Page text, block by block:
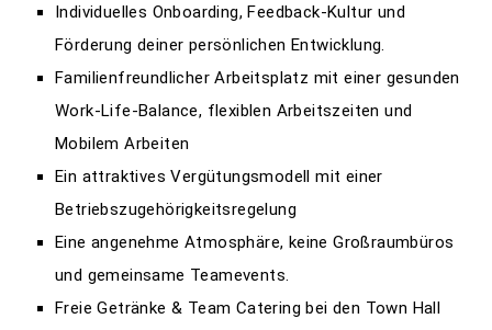
Individuelles Onboarding, Feedback-Kultur und
Förderung deiner persönlichen Entwicklung.
Familienfreundlicher Arbeitsplatz mit einer gesunden
Work-Life-Balance, flexiblen Arbeitszeiten und
Mobilem Arbeiten
Ein attraktives Vergütungsmodell mit einer
Betriebszugehörigkeitsregelung
Eine angenehme Atmosphäre, keine Großraumbüros
und gemeinsame Teamevents.
Freie Getränke & Team Catering bei den Town Hall